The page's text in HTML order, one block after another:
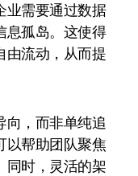
业需要通过数据
息孤岛。这使得
由流动，从而提
向，而非单纯追
以帮助团队聚焦
同时，灵活的架